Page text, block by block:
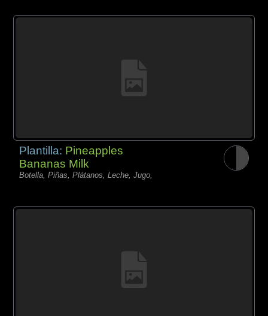
Plantilla: Pineapples
Bananas Milk
Botella, Piñas, Plátanos, Leche, Jugo,